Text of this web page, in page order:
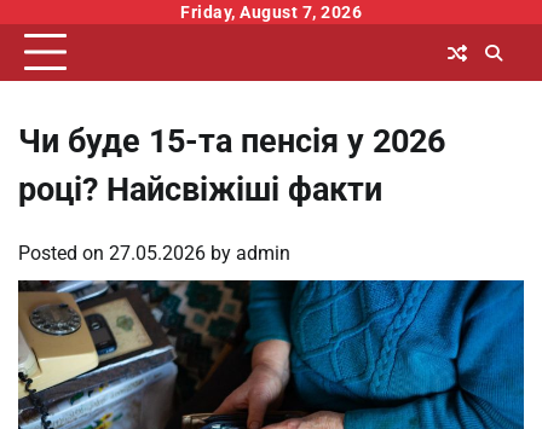
content
Friday, August 7, 2026
Чи буде 15-та пенсія у 2026
році? Найсвіжіші факти
Posted on 27.05.2026 by admin